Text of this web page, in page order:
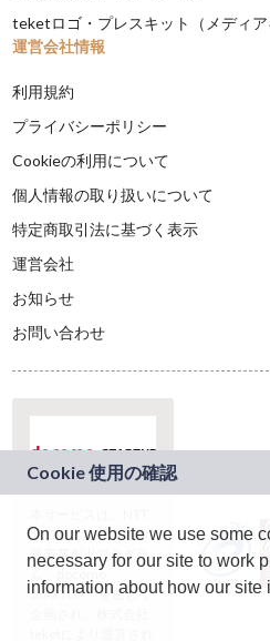
teketロゴ・プレスキット（メディア
運営会社情報
利用規約
プライバシーポリシー
Cookieの利用について
個人情報の取り扱いについて
特定商取引法に基づく表示
運営会社
お知らせ
お問い合わせ
ドコモグループの新
規事業創出プログラ
ム「docomo
STARTUP」を通じて
On our website we use some
necessary for our site to work
information about how our site